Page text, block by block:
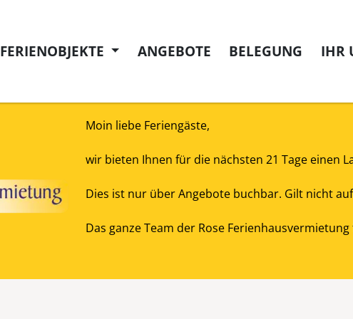
FERIENOBJEKTE ANGEBOTE BELEGUNG IHR
Moin liebe Feriengäste,
wir bieten Ihnen für die nächsten 21 Tage einen
Dies ist nur über Angebote buchbar. Gilt nicht
Das ganze Team der Rose